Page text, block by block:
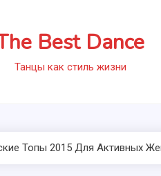
Best Dance
Танцы как стиль жизни
Топы 2015 Для Активных